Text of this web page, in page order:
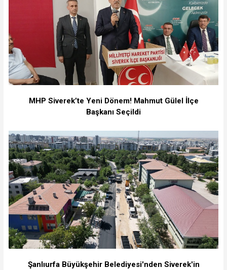
MHP Siverek’te Yeni Dönem! Mahmut Gülel İlçe
Başkanı Seçildi
Şanlıurfa Büyükşehir Belediyesi'nden Siverek'in